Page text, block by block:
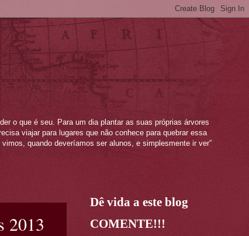
o que é seu. Para um dia plantar as suas próprias árvores
viajar para lugares que não conhece para quebrar essa
quando deveríamos ser alunos, e simplesmente ir ver”
2013
Dê vida a este blog
COMENTE!!!